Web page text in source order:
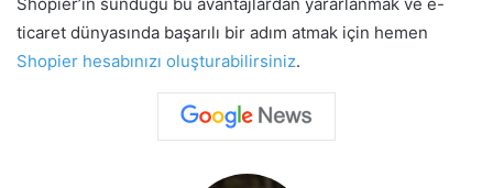
ticaret dünyasında başarılı bir adım atmak için hemen
Shopier hesabınızı oluşturabilirsiniz.